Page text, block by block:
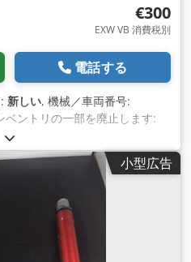
€300
EXW VB 消費税別
電話する
新しい, 機械／車両番号:
ベントリの一部を廃止します:
ESP1 制御 製造年: 2020
完全に機能する 追加アクセサ
バーに適しています:# -
-SLBN020 ESP1 コントローラ
がら 2 つの速度範囲を提供し、
マンスを最適化するように設
Agxorf 利点: ESP1 は 2 つの
めプロセスを最適化し、永続的
小型広告